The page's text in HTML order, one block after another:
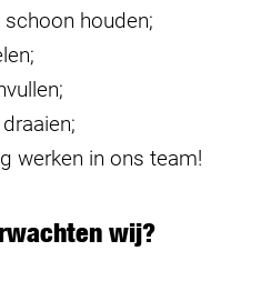
schoon houden;
werken in ons team!
wij?